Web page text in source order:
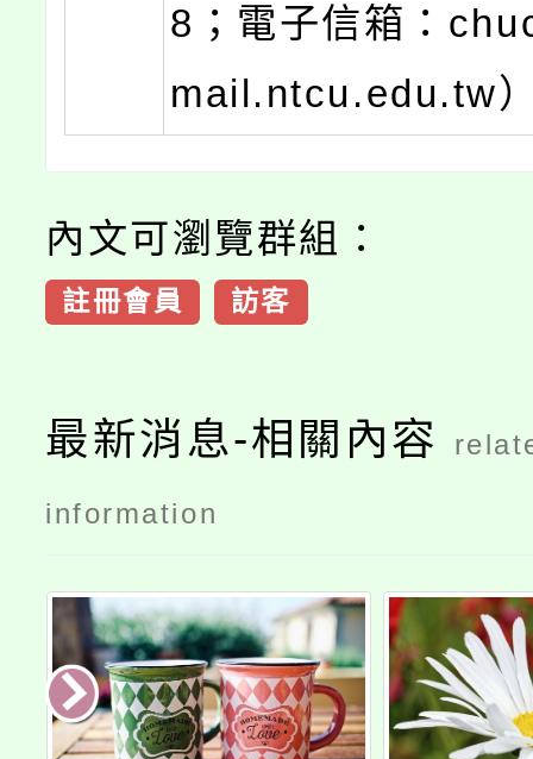
8；電子信箱：
mail.ntcu.edu.tw
內文可瀏覽群組：
註冊會員 訪客
最新消息-相關內容
information